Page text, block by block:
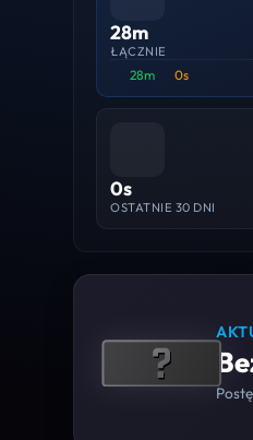
28m
ŁĄCZNIE
28m 0s
0s
OSTATNIE 30 DNI